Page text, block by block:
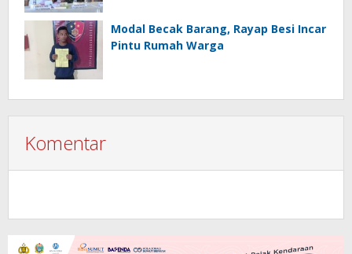
Modal Becak Barang, Rayap Besi Incar
Pintu Rumah Warga
Komentar